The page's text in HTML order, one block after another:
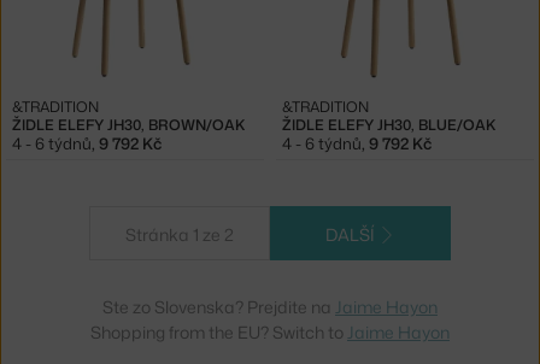
ŽIDLE ELEFY JH30, BROWN/OAK
&TRADITION
4 - 6 týdnů, 9 792 Kč
ŽIDLE ELEFY JH30, BLUE/OAK
&TRADITION
4 - 6 týdnů, 9 792 Kč
Stránka 1 ze 2 DALŠÍ
Ste zo Slovenska? Prejdite na Jaime Hayon
Shopping from the EU? Switch to Jaime Hayon